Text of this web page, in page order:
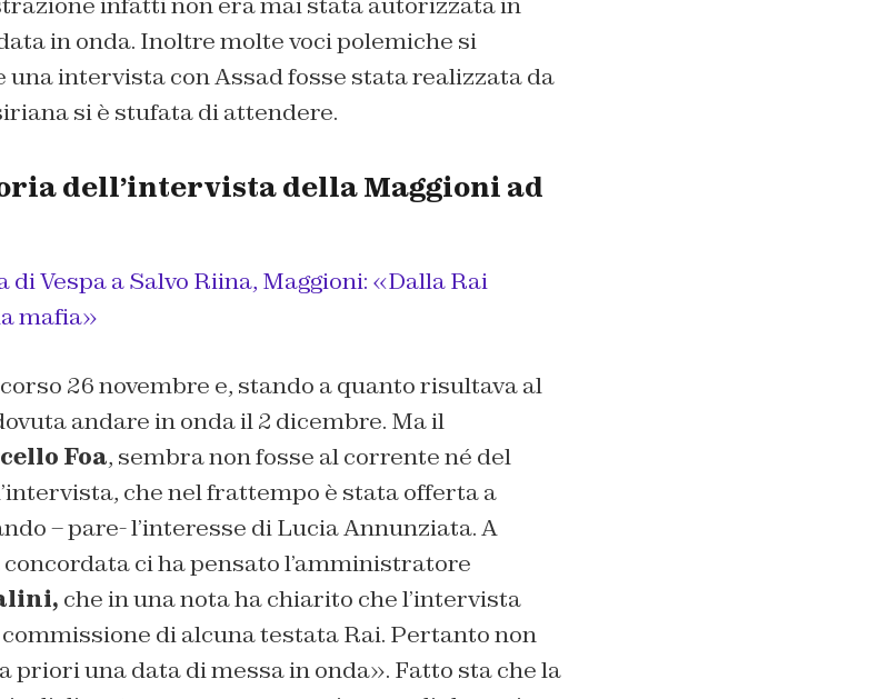
in onda. Inoltre molte voci polemiche si
intervista con Assad fosse stata realizzata da
si è stufata di attendere.
dell’intervista della Maggioni ad
Vespa a Salvo Riina, Maggioni: «Dalla Rai
mafia»
26 novembre e, stando a quanto risultava al
andare in onda il 2 dicembre. Ma il
Foa, sembra non fosse al corrente né del
che nel frattempo è stata offerta a
– pare- l’interesse di Lucia Annunziata. A
ci ha pensato l’amministratore
che in una nota ha chiarito che l’intervista
di alcuna testata Rai. Pertanto non
priori una data di messa in onda». Fatto sta che la